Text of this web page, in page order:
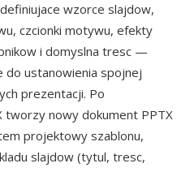
wzorce slajdow,
czcionki motywu, efekty
i domyslna tresc —
ustanowienia spojnej
prezentacji. Po
tworzy nowy dokument PPTX
projektowy szablonu,
slajdow (tytul, tresc,